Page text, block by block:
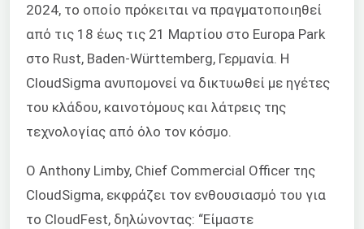
2024, το οποίο πρόκειται να πραγματοποιηθεί
από τις 18 έως τις 21 Μαρτίου στο Europa Park
στο Rust, Baden-Württemberg, Γερμανία. Η
CloudSigma ανυπομονεί να δικτυωθεί με ηγέτες
του κλάδου, καινοτόμους και λάτρεις της
τεχνολογίας από όλο τον κόσμο.
Ο Anthony Limby, Chief Commercial Officer της
CloudSigma, εκφράζει τον ενθουσιασμό του για
το CloudFest, δηλώνοντας: “Είμαστε